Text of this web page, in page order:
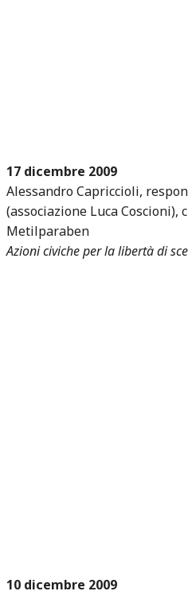
17 dicembre 2009
Alessandro Capriccioli,
(associazione Luca Coscioni),
Metilparaben
Azioni civiche per la libertà di
10 dicembre 2009